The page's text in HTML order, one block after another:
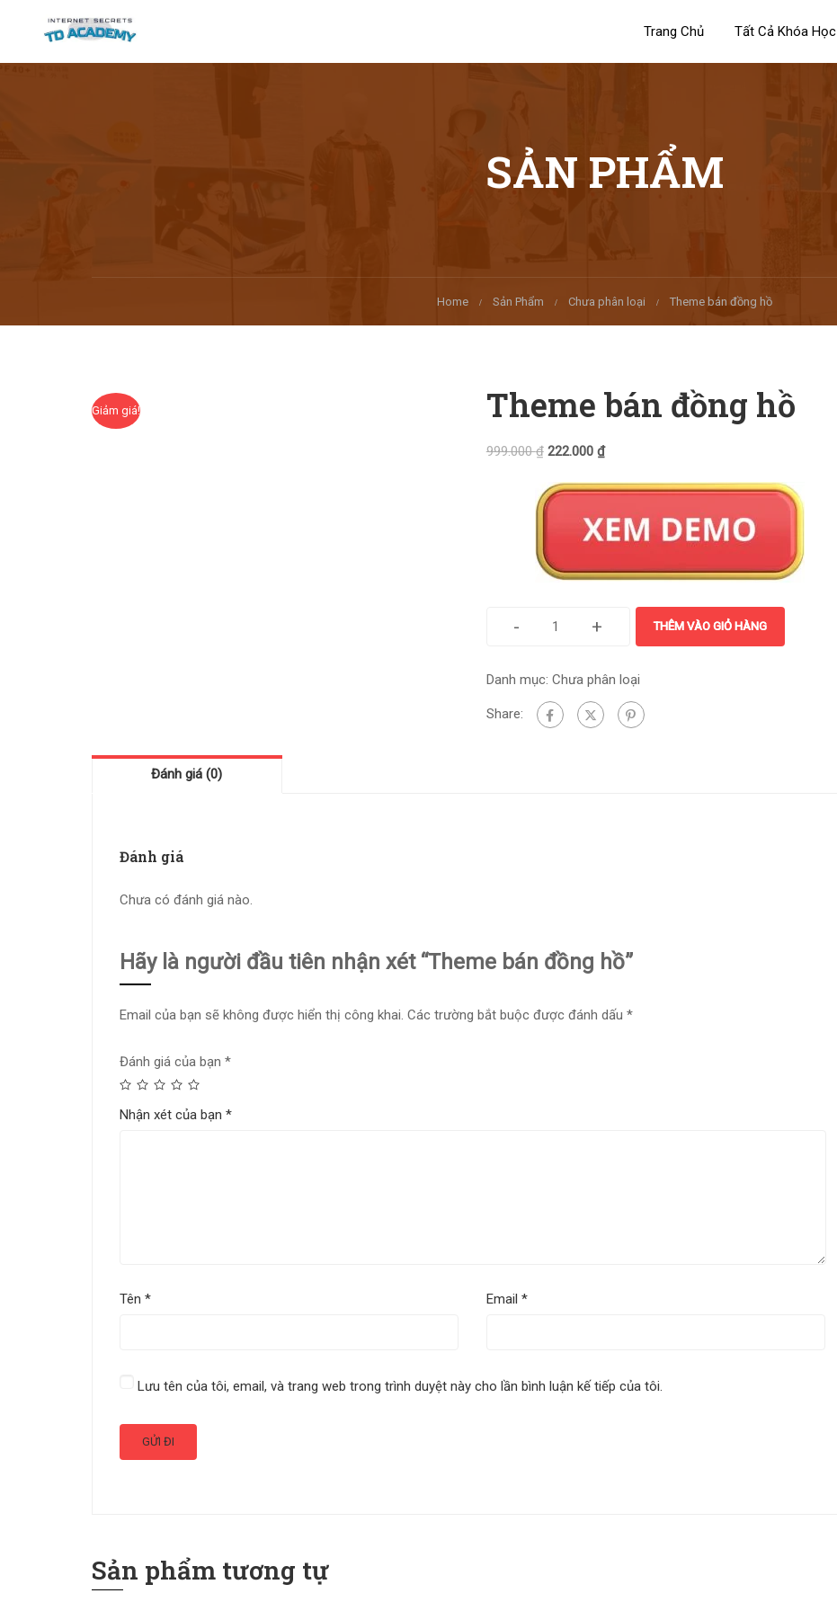
Trang Chủ Tất Cả Khóa Học
SẢN PHẨM
Home Sản Phẩm Chưa phân loại Theme bán đồng hồ
Giảm giá! Theme bán đồng hồ
999.000₫ 222.000 ₫
- + THÊM VÀO GIỎ HÀNG
Danh mục: Chưa phân loại
Share:
Đánh giá (0)
Đánh giá
Chưa có đánh giá nào.
Hãy là người đầu tiên nhận xét “Theme bán đồng hồ”
Email của bạn sẽ không được hiển thị công khai. Các trường bắt buộc được đánh dấu *
Đánh giá của bạn *
Nhận xét của bạn *
Tên * Email*
Lưu tên của tôi, email, và trang web trong trình duyệt này cho lần bình luận kế tiếp của tôi.
Sản phẩm tương tự